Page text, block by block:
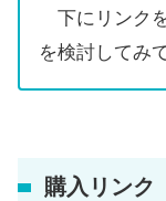
下にリンク
を検討してみ
購入リンク